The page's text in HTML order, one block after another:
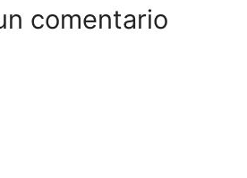
comentario